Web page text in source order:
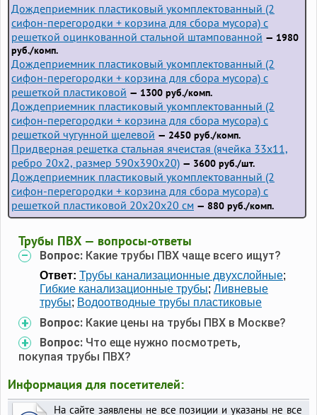
Дождеприемник пластиковый укомплектованный (2
сифон-перегородки + корзина для сбора мусора) с
решеткой оцинкованной стальной штампованной — 1980
руб./комп.
Дождеприемник пластиковый укомплектованный (2
сифон-перегородки + корзина для сбора мусора) с
решеткой пластиковой — 1300 руб./комп.
Дождеприемник пластиковый укомплектованный (2
сифон-перегородки + корзина для сбора мусора) с
решеткой чугунной щелевой — 2450 руб./комп.
Придверная решетка стальная ячеистая (ячейка 33x11,
ребро 20x2, размер 590x390x20) — 3600 руб./шт.
Дождеприемник пластиковый укомплектованный (2
сифон-перегородки + корзина для сбора мусора) с
решеткой пластиковой 20х20х20 см — 880 руб./комп.
Трубы ПВХ — вопросы-ответы
Вопрос: Какие трубы ПВХ чаще всего ищут?
Ответ: Трубы канализационные двухслойные;
Гибкие канализационные трубы; Ливневые
трубы; Водоотводные трубы пластиковые
Вопрос: Какие цены на трубы ПВХ в Москве?
Вопрос: Что еще нужно посмотреть,
покупая трубы ПВХ?
Информация для посетителей:
На сайте заявлены не все позиции и указаны не все